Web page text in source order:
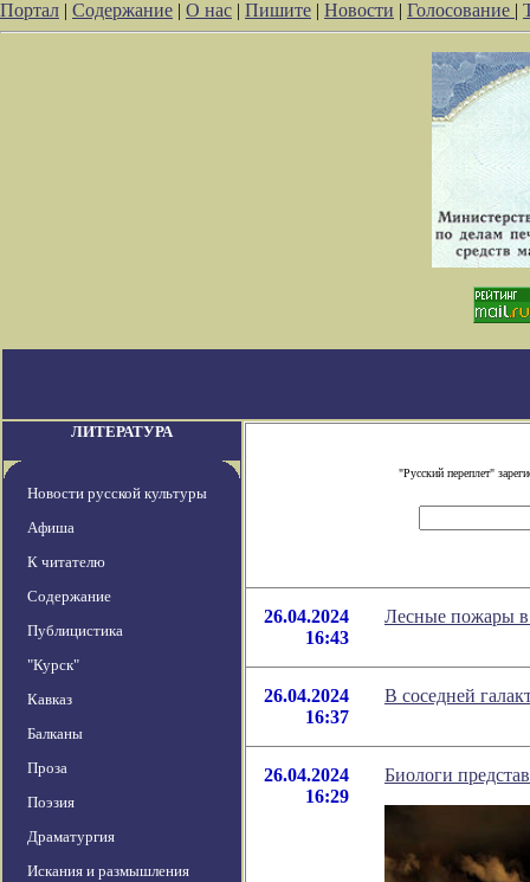
Портал | Содержание | О нас | Пишите | Новости | Голосование |
ЛИТЕРАТУРА
Новости русской культуры
Афиша
К читателю
Содержание
Публицистика
"Курск"
Кавказ
Балканы
Проза
Поэзия
Драматургия
Искания и размышления
"Русский переплет"
26.04.2024
16:43
Лесные пожары в
26.04.2024
16:37
В соседней
26.04.2024
16:29
Биологи